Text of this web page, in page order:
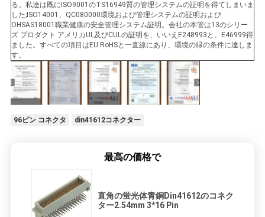
る。私達は既にISO9001のTS16949質の管理システムの証明を得てしまいま
した;ISO14001、QC080000環境および管理システムの証明および
OHSAS18001職業健康の安全管理システム証明。会社の本管は13のシリー
ズ プロダクト アメリカUL及びCULの証明を、いいえE248993と、E46999得
ました。すべての項目はEU RoHSと一直線にあり、環境の緑の条件に達しま
す。
96ピン コネクタ din41612コネクター
最高の価格で
直角の蛍光体青銅Din41612のコネク
ター2.54mm 3*16 Pin